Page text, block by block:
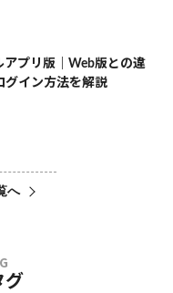
アプリ版｜Web版との違
グイン方法を解説
へ
グ